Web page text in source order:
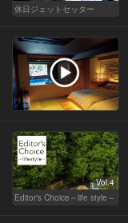
休日ジェットセッター
Vol.4
Editor's Choice～life style～